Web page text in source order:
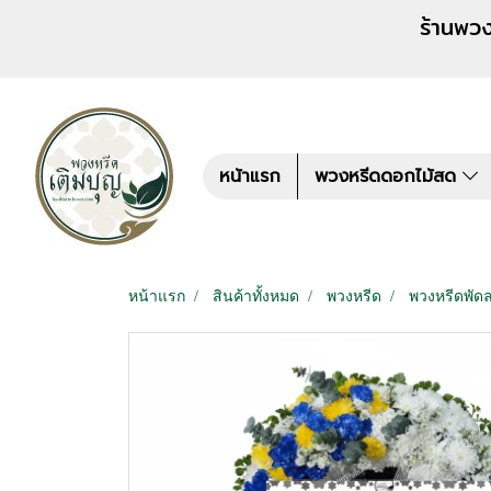
ร้านพวงหรีด เติมบุญ สั่ง
หน้าแรก พวงหรีดดอกไม้สด
หน้าแรก สินค้าทั้งหมด พวงหรีด พวงหรีดพัด